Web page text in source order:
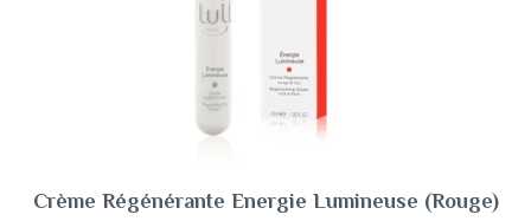
Crème Régénérante Energie Lumineuse (Rouge)